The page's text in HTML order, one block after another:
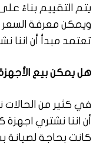
يتم التقييم بناءً
ويمكن معرفة السعر
تعتمد مبدأ أن اننا
هل يمكن بيع
في كثير من الحالات
أن اننا نشتري
كانت بحاجة لصيانة